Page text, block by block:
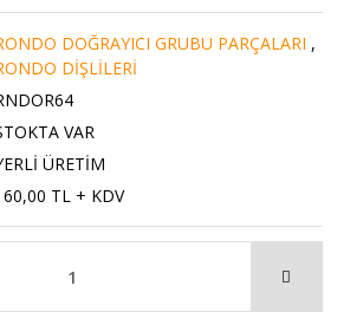
DOĞRAYICI GRUBU PARÇALARI ,
DİŞLİLERİ
VAR
ÜRETİM
TL + KDV